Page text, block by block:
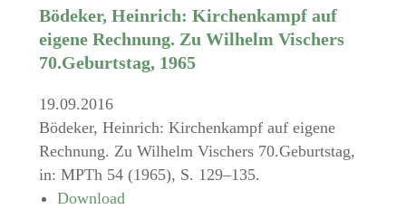
Bödeker, Heinrich: Kirchenkampf auf
eigene Rechnung. Zu Wilhelm Vischers
70.Geburtstag, 1965
19.09.2016
Bödeker, Heinrich: Kirchenkampf auf eigene
Rechnung. Zu Wilhelm Vischers 70.Geburtstag,
in: MPTh 54 (1965), S. 129–135.
Download